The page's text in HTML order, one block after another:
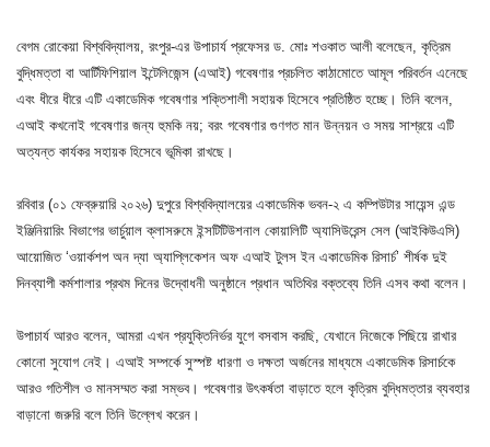
বেগম রোকেয়া বিশ্ববিদ্যালয়, রংপুর-এর উপাচার্য প্রফেসর ড. মোঃ শওকাত আলী বলেছেন, কৃত্রিম
বুদ্ধিমত্তা বা আর্টিফিশিয়াল ইন্টেলিজেন্স (এআই) গবেষণার প্রচলিত কাঠামোতে আমূল পরিবর্তন এনেছে
এবং ধীরে ধীরে এটি একাডেমিক গবেষণার শক্তিশালী সহায়ক হিসেবে প্রতিষ্ঠিত হচ্ছে। তিনি বলেন,
এআই কখনোই গবেষণার জন্য হুমকি নয়; বরং গবেষণার গুণগত মান উন্নয়ন ও সময় সাশ্রয়ে এটি
অত্যন্ত কার্যকর সহায়ক হিসেবে ভূমিকা রাখছে।
রবিবার (০১ ফেব্রুয়ারি ২০২৬) দুপুরে বিশ্ববিদ্যালয়ের একাডেমিক ভবন-২ এ কম্পিউটার সায়েন্স এন্ড
ইঞ্জিনিয়ারিং বিভাগের ভার্চুয়াল ক্লাসরুমে ইন্সটিটিউশনাল কোয়ালিটি অ্যাসিউরেন্স সেল (আইকিউএসি)
আয়োজিত ‘ওয়ার্কশপ অন দ্যা অ্যাপ্লিকেশন অফ এআই টুলস ইন একাডেমিক রিসার্চ’ শীর্ষক দুই
দিনব্যাপী কর্মশালার প্রথম দিনের উদ্বোধনী অনুষ্ঠানে প্রধান অতিথির বক্তব্যে তিনি এসব কথা বলেন।
উপাচার্য আরও বলেন, আমরা এখন প্রযুক্তিনির্ভর যুগে বসবাস করছি, যেখানে নিজেকে পিছিয়ে রাখার
কোনো সুযোগ নেই। এআই সম্পর্কে সুস্পষ্ট ধারণা ও দক্ষতা অর্জনের মাধ্যমে একাডেমিক রিসার্চকে
আরও গতিশীল ও মানসম্মত করা সম্ভব। গবেষণার উৎকর্ষতা বাড়াতে হলে কৃত্রিম বুদ্ধিমত্তার ব্যবহার
বাড়ানো জরুরি বলে তিনি উল্লেখ করেন।